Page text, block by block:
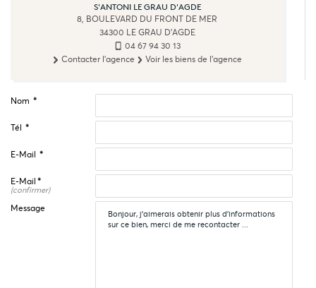
S'ANTONI LE GRAU D'AGDE
8, BOULEVARD DU FRONT DE MER
34300 LE GRAU D'AGDE
04 67 94 30 13
Contacter l'agence
Voir les biens de l'agence
Nom *
Tél *
E-Mail *
E-Mail *
(confirmer)
Message